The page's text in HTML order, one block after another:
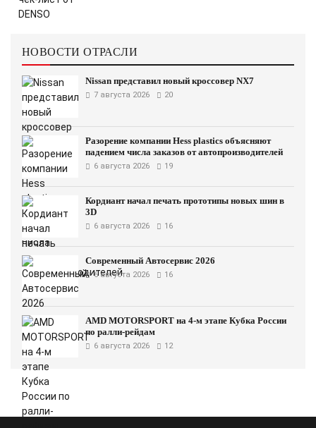
НОВОСТИ ОТРАСЛИ
Nissan представил новый кроссовер NX7
7 августа 2026 20
Разорение компании Hess plastics объясняют
падением числа заказов от автопроизводителей
6 августа 2026 19
Кордиант начал печать прототипы новых шин в
3D
6 августа 2026 16
Современный Автосервис 2026
6 августа 2026 16
AMD MOTORSPORT на 4-м этапе Кубка России
по ралли-рейдам
6 августа 2026 12